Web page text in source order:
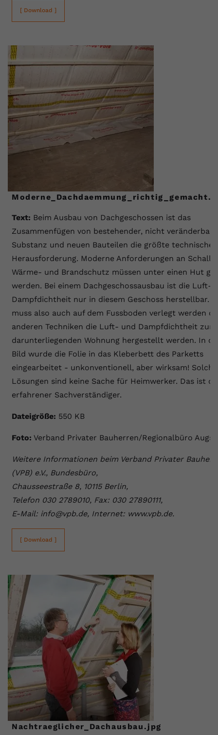
[ Download ]
Text: Beim Ausbau von Dachgeschossen ist das
Zusammenfügen von bestehender, nicht
Substanz und neuen Bauteilen die größte technische
Herausforderung. Moderne Anforderungen an Schall-,
Wärme- und Brandschutz müssen unter einen Hut
werden. Bei einem Dachgeschossausbau ist die Luft-
Dampfdichtheit nur in diesem Geschoss herstellbar.
muss also auch auf dem Fussboden verlegt werden
anderen Techniken die Luft- und Dampfdichtheit zur
darunterliegenden Wohnung hergestellt werden. In
Bild wurde die Folie in das Kleberbett des Parketts
eingearbeitet - unkonventionell, aber wirksam! Solche
Lösungen sind keine Sache für Heimwerker. Das ist
erfahrener Sachverständiger.
Dateigröße: 550 KB
Foto: Verband Privater Bauherren/Regionalbüro
Weitere Informationen beim Verband Privater
(VPB) e.V., Bundesbüro,
Chausseestraße 8, 10115 Berlin,
Telefon 030 2789010, Fax: 030 27890111,
E-Mail: info@vpb.de, Internet: www.vpb.de.
[ Download ]
Nachtraeglicher_Dachausbau.jpg